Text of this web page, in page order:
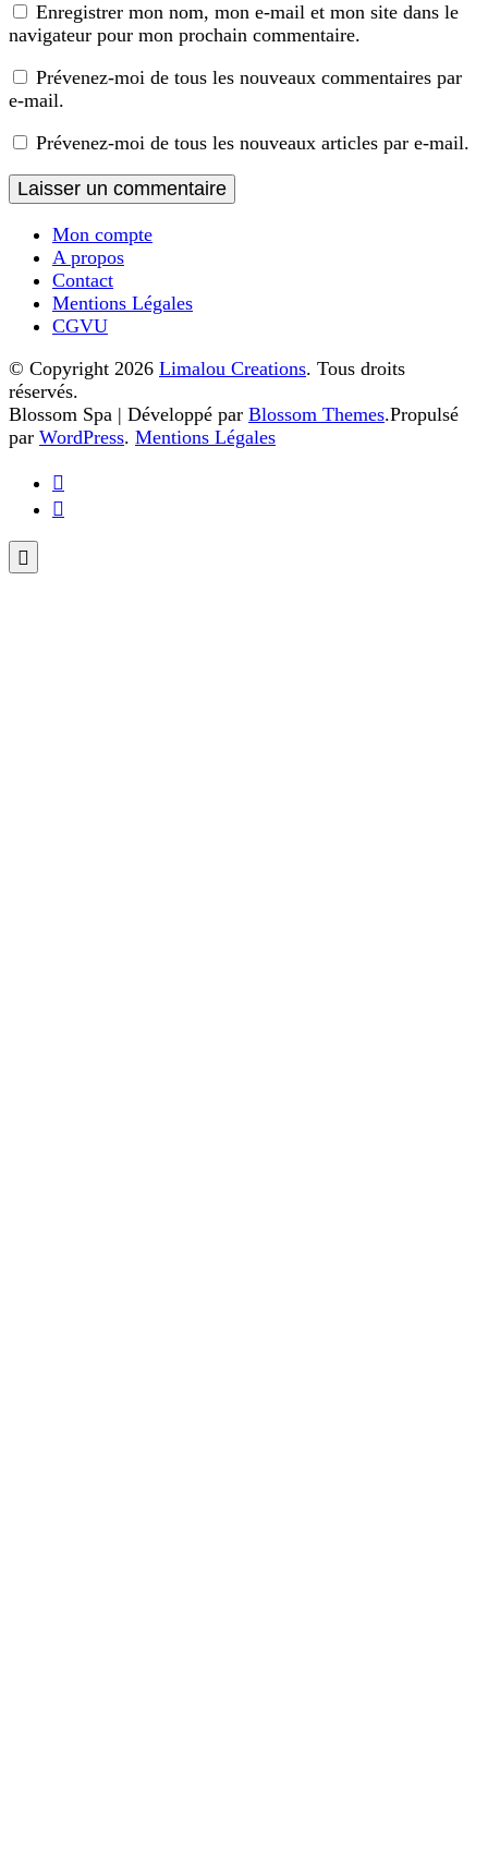
Enregistrer mon nom, mon e-mail et mon site dans le
navigateur pour mon prochain commentaire.
Prévenez-moi de tous les nouveaux commentaires par
e-mail.
Prévenez-moi de tous les nouveaux articles par e-mail.
Mon compte
A propos
Contact
Mentions Légales
CGVU
© Copyright 2026 Limalou Creations. Tous droits
réservés.
Blossom Spa | Développé par Blossom Themes.Propulsé
par WordPress. Mentions Légales